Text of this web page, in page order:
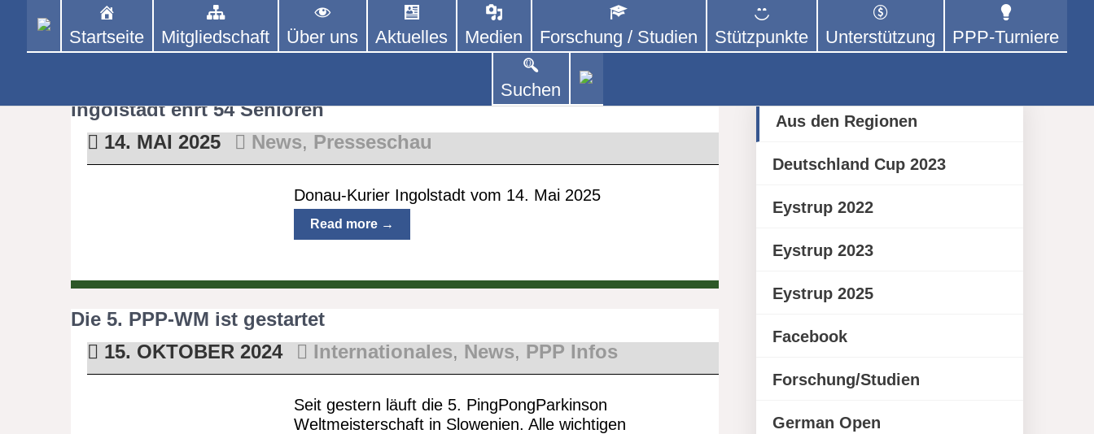
PINGPONGPARKINSON DEUTSCHLAND E. V.
ist der bundesweite Zusammenschluss von kooperierenden Vereinen und Einzelpersonen, der sich – mit dem Mittel
Tischtennis – überwiegend ehrenamtlich um Personen mit Parkinson und deren Angehörige kümmert.
Startseite Mitgliedschaft Über uns Aktuelles Medien Forschung / Studien Stützpunkte Unterstützung PPP-Turniere
Suchen
Ingolstadt ehrt 54 Senioren
14. MAI 2025
News, Presseschau
Donau-Kurier Ingolstadt vom 14. Mai 2025
Read more →
Die 5. PPP-WM ist gestartet
15. OKTOBER 2024
Internationales, News, PPP Infos
Seit gestern läuft die 5. PingPongParkinson
Weltmeisterschaft in Slowenien. Alle wichtigen
Aus den Regionen
Deutschland Cup 2023
Eystrup 2022
Eystrup 2023
Eystrup 2025
Facebook
Forschung/Studien
German Open